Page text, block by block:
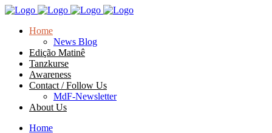
Home
News Blog
Edição Matinê
Tanzkurse
Awareness
Contact / Follow Us
MdF-Newsletter
About Us
Home